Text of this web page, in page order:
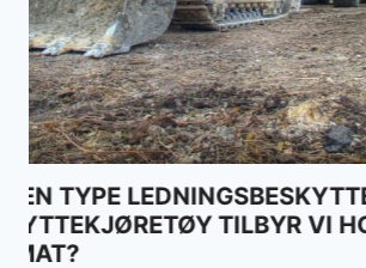
DIN46228 FORSKRIFTER
BESKYTTELSESHETTER